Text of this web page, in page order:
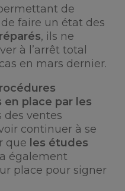
de
faire un état des
, ils ne
à l’arrêt total
en mars dernier.
place par les
des ventes
continuer à se
que les études
également
place pour signer